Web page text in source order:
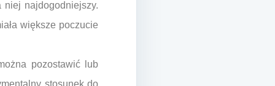
niej najdogodniejszy.
większe poczucie
pozostawić lub
stosunek do